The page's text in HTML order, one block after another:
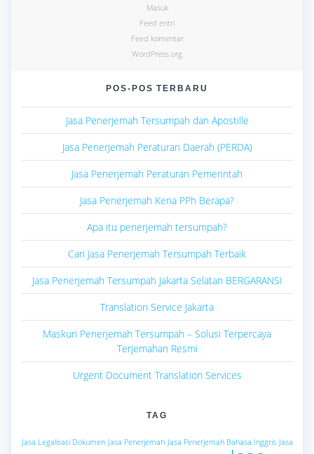
Masuk
Feed entri
Feed komentar
WordPress.org
POS-POS TERBARU
Jasa Penerjemah Tersumpah dan Apostille
Jasa Penerjemah Peraturan Daerah (PERDA)
Jasa Penerjemah Peraturan Pemerintah
Jasa Penerjemah Kena PPh Berapa?
Apa itu penerjemah tersumpah?
Cari Jasa Penerjemah Tersumpah Terbaik
Jasa Penerjemah Tersumpah Jakarta Selatan BERGARANSI
Translation Service Jakarta
Maskuri Penerjemah Tersumpah – Solusi Terpercaya
Terjemahan Resmi
Urgent Document Translation Services
TAG
Jasa Legalisasi Dokumen Jasa Penerjemah Jasa Penerjemah Bahasa Inggris Jasa